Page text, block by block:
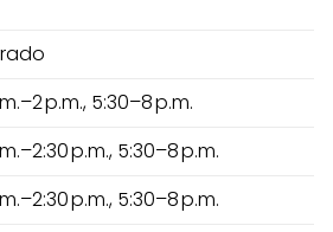
p.m., 5:30–8 p.m.
p.m., 5:30–8 p.m.
p.m., 5:30–8 p.m.